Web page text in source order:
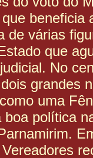
beneficia
de várias
que
No
grandes
uma
boa política